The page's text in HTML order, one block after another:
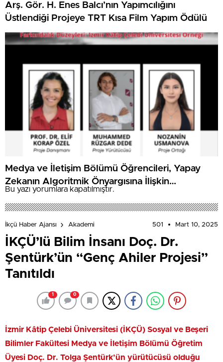
Arş. Gör. H. Enes Balcı’nın Yapımcılığını
Üstlendiği Projeye TRT Kısa Film Yapım Ödülü
Medya ve İletişim Bölümü Öğrencileri, Yapay
Zekanın Algoritmik Önyargısına İlişkin
Farkındalık Düzeylerini Araştıracak
Bu yazı yorumlara kapatılmıştır.
İkçü Haber Ajansı Akademi 501 Mart 10, 2025
İKÇÜ’lü Bilim İnsanı Doç. Dr.
Şentürk’ün “Genç Ahiler Projesi”
Tanıtıldı
1 0
İzmir Kâtip Çelebi Üniversitesi (İKÇÜ) Sosyal ve Beşeri
Bilimler Fakültesi Medya ve İletişim Bölümü Öğretim
Üyesi Doç. Dr. Tolga Şentürk’ün yürütücüsü olduğu